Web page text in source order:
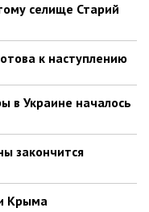
селище Старий
к наступлению
в Украине началось
закончится
Крыма